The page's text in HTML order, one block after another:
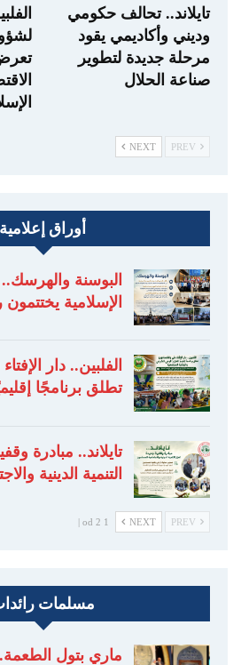
تايلاند.. تحالف حكومي
وديني وأكاديمي يقود
مرحلة جديدة لتطوير
صناعة الحلال
NEXT
أوراق إعلامية
البوسنة
الإسلامية
الفلبين.. دار
تطلق برنامجًا
تايلاند.. مبادرة
التنمية الدينية
NEXT
1 od 2 |
مسلمات
ماري بتول